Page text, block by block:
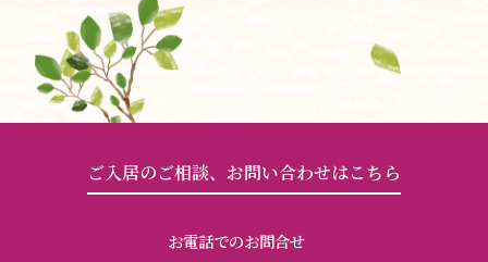
ご入居のご相談、お問い合わせはこちら
お電話でのお問合せ